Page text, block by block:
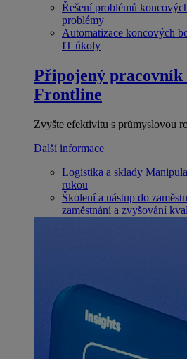
Řešení problémů
problémy
Automatizace koncových
IT úkoly
Připojený pracovník
Frontline
Zvyšte efektivitu s průmyslovou
Další informace
Logistika a sklady
rukou
Školení a nástup do
zaměstnání a zvyšování